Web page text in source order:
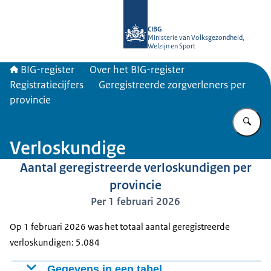
CIBG
Ministerie van Volksgezondheid,
Welzijn en Sport
BIG-register
Over het BIG-register
Registratiecijfers
Geregistreerde zorgverleners per
provincie
Verloskundige
Aantal geregistreerde verloskundigen per
provincie
Per 1 februari 2026
Op 1 februari 2026 was het totaal aantal geregistreerde
verloskundigen: 5.084